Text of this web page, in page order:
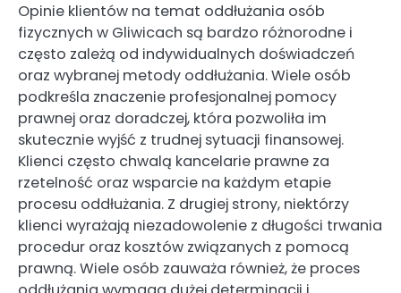
Opinie klientów na temat oddłużania osób
fizycznych w Gliwicach są bardzo różnorodne i
często zależą od indywidualnych doświadczeń
oraz wybranej metody oddłużania. Wiele osób
podkreśla znaczenie profesjonalnej pomocy
prawnej oraz doradczej, która pozwoliła im
skutecznie wyjść z trudnej sytuacji finansowej.
Klienci często chwalą kancelarie prawne za
rzetelność oraz wsparcie na każdym etapie
procesu oddłużania. Z drugiej strony, niektórzy
klienci wyrażają niezadowolenie z długości trwania
procedur oraz kosztów związanych z pomocą
prawną. Wiele osób zauważa również, że proces